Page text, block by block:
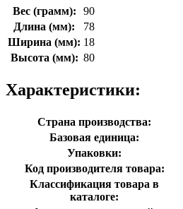
Вес (грамм):
90
Длина (мм):
78
Ширина (мм): 18
Высота (мм): 80
Характеристики:
Страна производства:
Базовая единица:
Упаковки:
Код производителя товара:
Классификация товара в
каталоге: